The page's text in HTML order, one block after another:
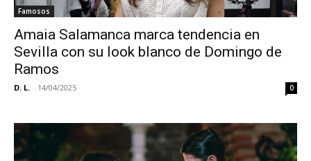
Famosos
Amaia Salamanca marca tendencia en
Sevilla con su look blanco de Domingo de
Ramos
D. L. - 14/04/2025 0